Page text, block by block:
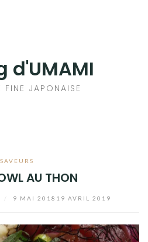
d'UMAMI
FINE JAPONAISE
SAVEURS
AU THON
9 MAI 2018 19 AVRIL 2019